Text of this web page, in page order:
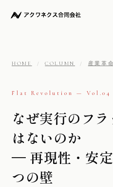
HOME / COLUMN / 産業革
Flat Revolution — Vol.04
なぜ実行のフ
はないのか
— 再現性・安
つの壁